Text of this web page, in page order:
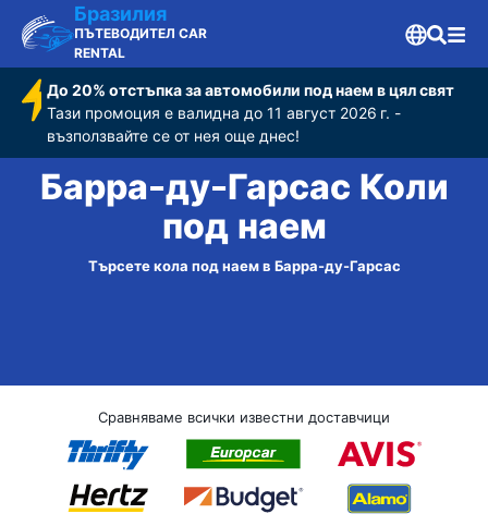
Бразилия
ПЪТЕВОДИТЕЛ CAR
RENTAL
До 20% отстъпка за автомобили под наем в цял свят
Тази промоция е валидна до 11 август 2026 г. -
възползвайте се от нея още днес!
Барра-ду-Гарсас Коли
под наем
Търсете кола под наем в Барра-ду-Гарсас
Сравняваме всички известни доставчици